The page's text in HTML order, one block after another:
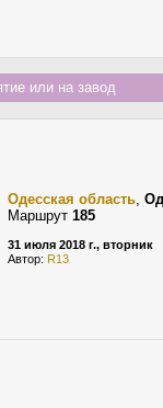
или на завод
Одесская область,
Маршрут 185
31 июля 2018 г., вторник
Автор: R13